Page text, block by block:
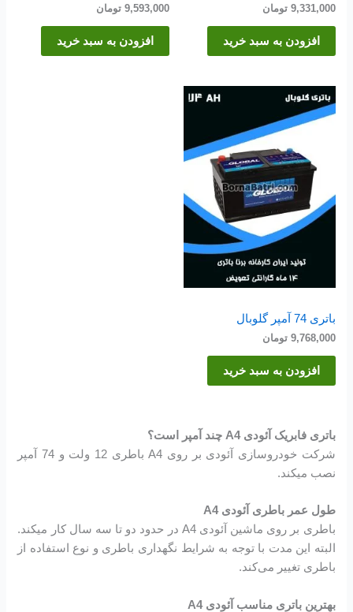
9,331,000 تومان
افزودن به سبد خرید
9,593,000 تومان
افزودن به سبد خرید
باتری 74 آمپر گلوبال
9,768,000 تومان
افزودن به سبد خرید
باتری فابریک آئودی A4 چند آمپر است؟
شرکت خودروسازی آئودی بر روی A4 باطری 12 ولت و 74 آمپر
نصب میکند.
طول عمر باطری آئودی A4
باطری بر روی ماشین آئودی A4 در حدود دو تا سه سال کار میکند.
البته این مدت با توجه به شرایط نگهداری باطری و نوع استفاده از
باطری تغییر می‌کند.
بهترین باتری مناسب آئودی A4